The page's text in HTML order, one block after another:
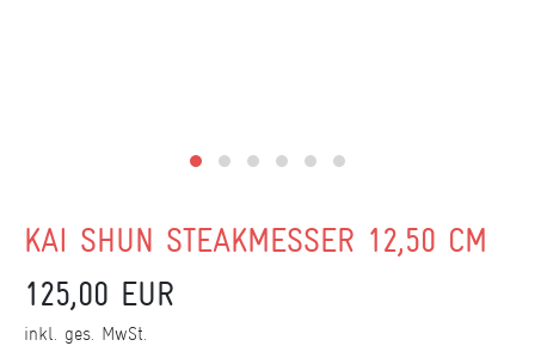
KAI SHUN STEAKMESSER 12,50 CM
125,00 EUR
inkl. ges. MwSt.